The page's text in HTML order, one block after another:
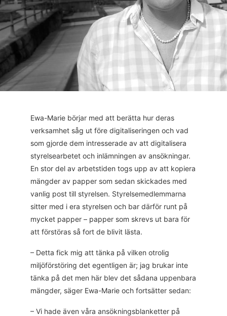
Ewa-Marie börjar med att berätta hur deras
verksamhet såg ut före digitaliseringen och vad
som gjorde dem intresserade av att digitalisera
styrelsearbetet och inlämningen av ansökningar.
En stor del av arbetstiden togs upp av att kopiera
mängder av papper som sedan skickades med
vanlig post till styrelsen. Styrelsemedlemmarna
sitter med i era styrelsen och bar därför runt på
mycket papper – papper som skrevs ut bara för
att förstöras så fort de blivit lästa.
– Detta fick mig att tänka på vilken otrolig
miljöförstöring det egentligen är; jag brukar inte
tänka på det men här blev det sådana uppenbara
mängder, säger Ewa-Marie och fortsätter sedan:
– Vi hade även våra ansökningsblanketter på